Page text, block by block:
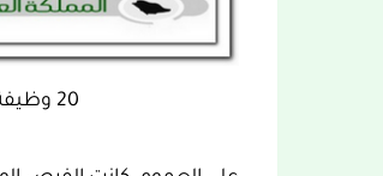
20 وظيفة شاغرة لحملة الثانوية العامة أو ما يعادلها بالرياض